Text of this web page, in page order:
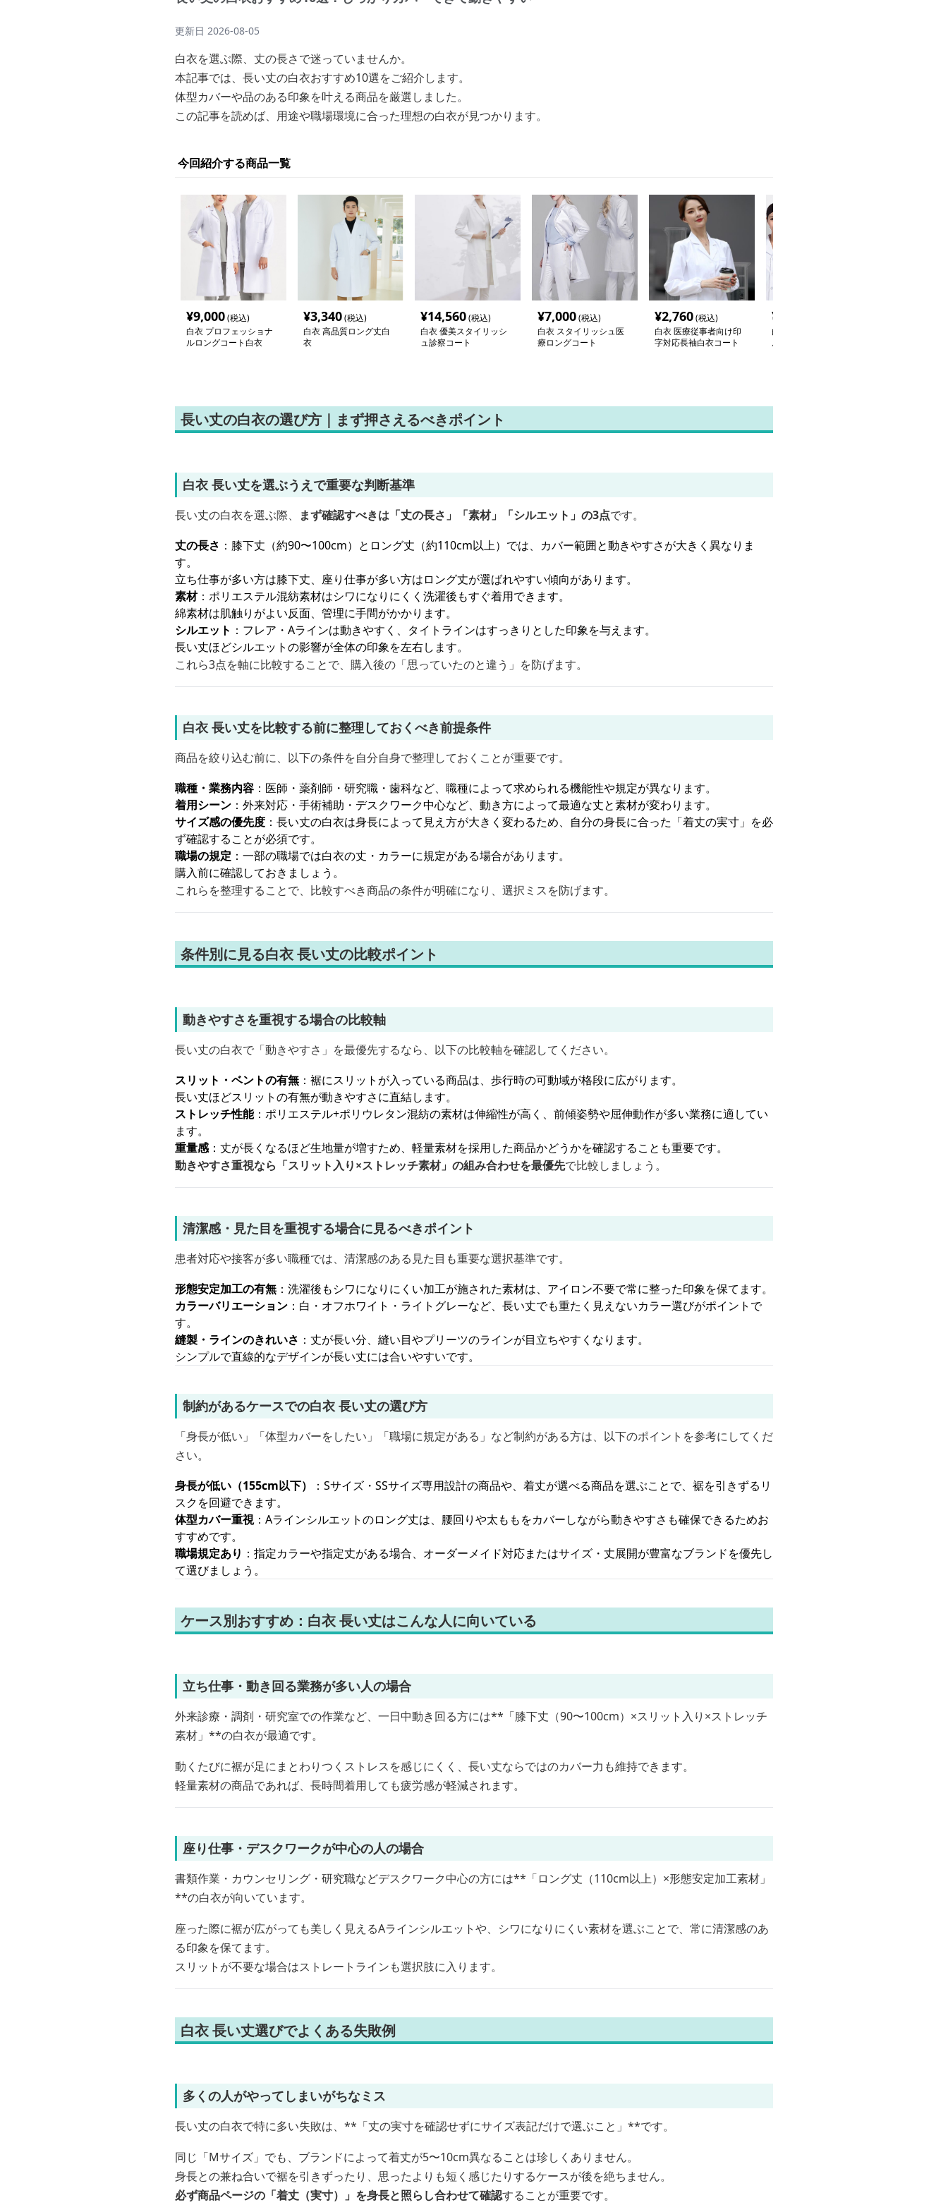
更新日 2026-08-05
白衣を選ぶ際、丈の長さで迷っていませんか。
本記事では、長い丈の白衣おすすめ10選をご紹介します。
体型カバーや品のある印象を叶える商品を厳選しました。
この記事を読めば、用途や職場環境に合った理想の白衣が見つかります。
今回紹介する商品一覧
¥9,000(税込)
白衣 プロフェッショナ
ルロングコート白衣
¥3,340(税込)
白衣 高品質ロング丈白
衣
¥14,560(税込)
白衣 優美スタイリッシ
ュ診察コート
¥7,000(税込)
白衣 スタイリッシュ医
療ロングコート
¥2,760(税込)
白衣 医療従事者向け印
字対応長袖白衣コート
¥
白衣 プロフェッショナ
ル医療用長袖白衣
長い丈の白衣の選び方｜まず押さえるべきポイント
白衣 長い丈を選ぶうえで重要な判断基準
長い丈の白衣を選ぶ際、 まず確認すべきは「丈の長さ」「素材」「シルエット」の3点です。
丈の長さ ：膝下丈（約90〜100cm）とロング丈（約110cm以上）では、カバー範囲と動きやすさが大きく異なりま
す。
立ち仕事が多い方は膝下丈、座り仕事が多い方はロング丈が選ばれやすい傾向があります。
素材：ポリエステル混紡素材はシワになりにくく洗濯後もすぐ着用できます。
綿素材は肌触りがよい反面、管理に手間がかかります。
シルエット ：フレア・Aラインは動きやすく、タイトラインはすっきりとした印象を与えます。
長い丈ほどシルエットの影響が全体の印象を左右します。
これら3点を軸に比較することで、購入後の「思っていたのと違う」を防げます。
白衣 長い丈を比較する前に整理しておくべき前提条件
商品を絞り込む前に、以下の条件を自分自身で整理しておくことが重要です。
職種・業務内容 ：医師・薬剤師・研究職・歯科など、職種によって求められる機能性や規定が異なります。
着用シーン ：外来対応・手術補助・デスクワーク中心など、動き方によって最適な丈と素材が変わります。
サイズ感の優先度 ：長い丈の白衣は身長によって見え方が大きく変わるため、自分の身長に合った「着丈の実寸」を必
ず確認することが必須です。
職場の規定 ：一部の職場では白衣の丈・カラーに規定がある場合があります。
購入前に確認しておきましょう。
これらを整理することで、比較すべき商品の条件が明確になり、選択ミスを防げます。
条件別に見る白衣 長い丈の比較ポイント
動きやすさを重視する場合の比較軸
長い丈の白衣で「動きやすさ」を最優先するなら、以下の比較軸を確認してください。
スリット・ベントの有無 ：裾にスリットが入っている商品は、歩行時の可動域が格段に広がります。
長い丈ほどスリットの有無が動きやすさに直結します。
ストレッチ性能：ポリエステル+ポリウレタン混紡の素材は伸縮性が高く、前傾姿勢や屈伸動作が多い業務に適してい
ます。
重量感：丈が長くなるほど生地量が増すため、軽量素材を採用した商品かどうかを確認することも重要です。
動きやすさ重視なら「スリット入り×ストレッチ素材」の組み合わせを最優先で比較しましょう。
清潔感・見た目を重視する場合に見るべきポイント
患者対応や接客が多い職種では、清潔感のある見た目も重要な選択基準です。
形態安定加工の有無 ：洗濯後もシワになりにくい加工が施された素材は、アイロン不要で常に整った印象を保てます。
カラーバリエーション ：白・オフホワイト・ライトグレーなど、長い丈でも重たく見えないカラー選びがポイントで
す。
縫製・ラインのきれいさ ：丈が長い分、縫い目やプリーツのラインが目立ちやすくなります。
シンプルで直線的なデザインが長い丈には合いやすいです。
制約があるケースでの白衣 長い丈の選び方
「身長が低い」「体型カバーをしたい」「職場に規定がある」など制約がある方は、以下のポイントを参考にしてくだ
さい。
身長が低い（155cm以下）
：Sサイズ・SSサイズ専用設計の商品や、着丈が選べる商品を選ぶことで、裾を引きずるリ
スクを回避できます。
体型カバー重視：Aラインシルエットのロング丈は、腰回りや太ももをカバーしながら動きやすさも確保できるためお
すすめです。
職場規定あり ：指定カラーや指定丈がある場合、オーダーメイド対応またはサイズ・丈展開が豊富なブランドを優先し
て選びましょう。
ケース別おすすめ：白衣 長い丈はこんな人に向いている
立ち仕事・動き回る業務が多い人の場合
外来診療・調剤・研究室での作業など、一日中動き回る方には**「膝下丈（90〜100cm）×スリット入り×ストレッチ
素材」**の白衣が最適です。
動くたびに裾が足にまとわりつくストレスを感じにくく、長い丈ならではのカバー力も維持できます。
軽量素材の商品であれば、長時間着用しても疲労感が軽減されます。
座り仕事・デスクワークが中心の人の場合
書類作業・カウンセリング・研究職などデスクワーク中心の方には**「ロング丈（110cm以上）×形態安定加工素材」
**の白衣が向いています。
座った際に裾が広がっても美しく見えるAラインシルエットや、シワになりにくい素材を選ぶことで、常に清潔感のあ
る印象を保てます。
スリットが不要な場合はストレートラインも選択肢に入ります。
白衣 長い丈選びでよくある失敗例
多くの人がやってしまいがちなミス
長い丈の白衣で特に多い失敗は、**「丈の実寸を確認せずにサイズ表記だけで選ぶこと」**です。
同じ「Mサイズ」でも、ブランドによって着丈が5〜10cm異なることは珍しくありません。
身長との兼ね合いで裾を引きずったり、思ったよりも短く感じたりするケースが後を絶ちません。
必ず商品ページの「着丈（実寸）」を身長と照らし合わせて確認することが重要です。